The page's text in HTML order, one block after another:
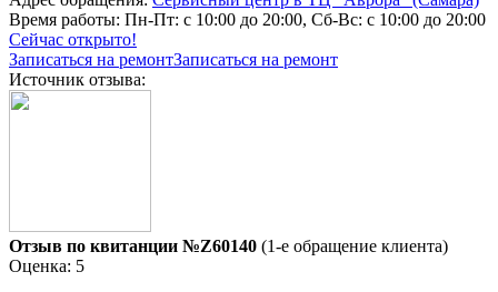
Время работы: Пн-Пт: с 10:00 до 20:00, Сб-Вс: с 10:00 до 20:00
Сейчас открыто!
Записаться на ремонтЗаписаться на ремонт
Источник отзыва:
Отзыв по квитанции №Z60140 (1-е обращение клиента)
Оценка: 5